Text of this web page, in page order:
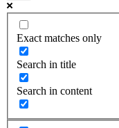
Exact matches only
Search in title
Search in content